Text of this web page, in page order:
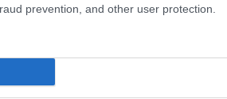
prevention, and other user protection.